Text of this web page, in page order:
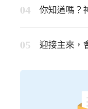
你知道嗎？
迎接主來，